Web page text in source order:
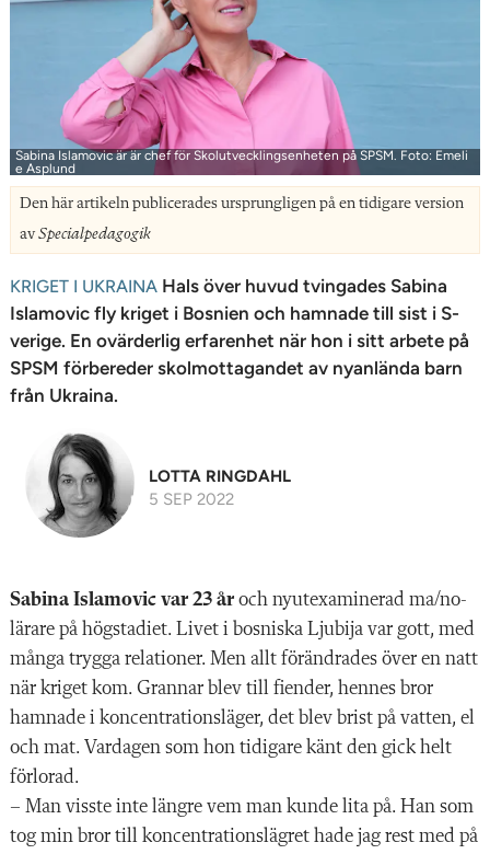
Sabina Islamovic är är chef för Skolutvecklingsenheten på SPSM. Foto: Emeli
e Asplund
Den här artikeln publicerades ursprungligen på en tidigare version
av Specialpedagogik
KRIGET I UKRAINA Hals över huvud tvingades Sabina
Islamovic fly ­kriget i Bosnien och hamnade till sist i S­
verige. En ovärderlig erfarenhet när hon i sitt arbete på
SPSM förbereder skolmottagandet av nyanlända barn
från Ukraina.
LOTTA RINGDAHL
5 SEP 2022
Sabina Islamovic var 23 år och nyutexaminerad ma/no-
lärare på högstadiet. Livet i bosniska Ljubija var gott, med
många trygga relationer. Men allt förändrades över en natt
när kriget kom. Grannar blev till fiender, hennes bror
hamnade i koncentrationsläger, det blev brist på vatten, el
och mat. Vardagen som hon tidigare känt den gick helt
förlorad.
– Man visste inte längre vem man kunde lita på. Han som
tog min bror till koncentrationslägret hade jag rest med på